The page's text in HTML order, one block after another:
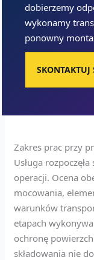
dobierzemy
wykonamy
ponowny
Zakres prac przy
Usługa
operacji. Ocena
mocowania,
warunków
etapach
ochronę
składowania nie